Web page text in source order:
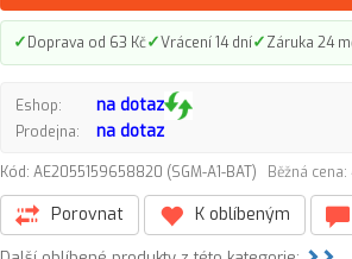
✓Doprava od 63 Kč✓Vrácení 14 dní✓Záruka 24
Eshop: na dotaz
Prodejna: na dotaz
Kód: AE2055159658820 (SGM-A1-BAT) Běžná
Porovnat K oblíbeným